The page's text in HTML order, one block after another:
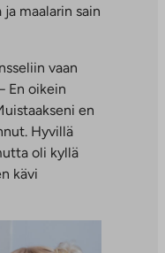
maalarin sain
vaan
En oikein
en
Hyvillä
oli kyllä
kävi